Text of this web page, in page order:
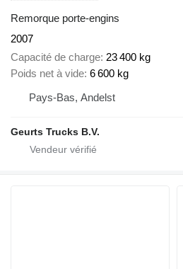
Remorque porte-engins
2007
Capacité de charge 23 400 kg
Poids net à vide 6 600 kg
Pays-Bas, Andelst
Geurts Trucks B.V.